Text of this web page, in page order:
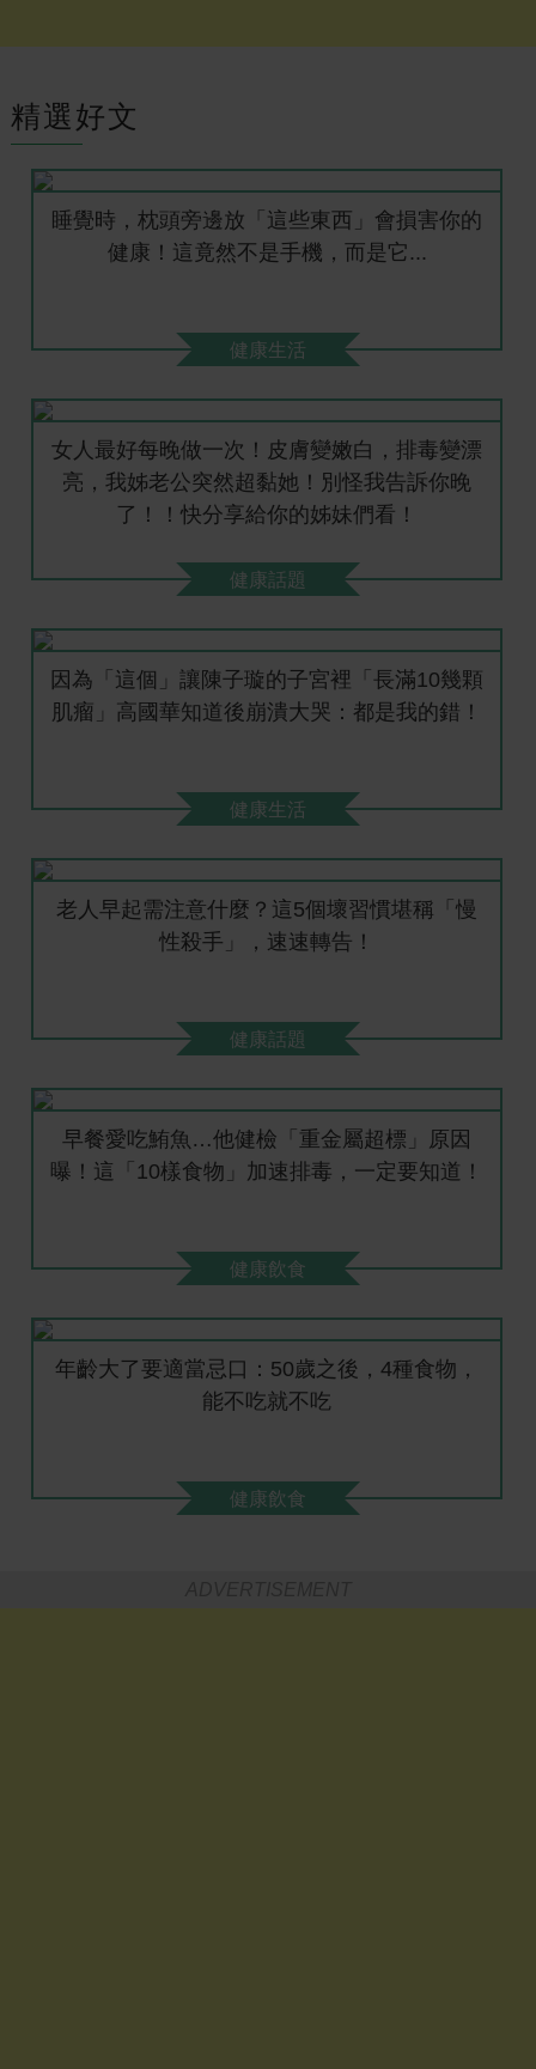
精選好文
睡覺時，枕頭旁邊放「這些東西」會損害你的
健康！這竟然不是手機，而是它...
健康生活
女人最好每晚做一次！皮膚變嫩白，排毒變漂
亮，我姊老公突然超黏她！別怪我告訴你晚
了！！快分享給你的姊妹們看！
健康話題
因為「這個」讓陳子璇的子宮裡「長滿10幾顆
肌瘤」高國華知道後崩潰大哭：都是我的錯！
健康生活
老人早起需注意什麼？這5個壞習慣堪稱「慢
性殺手」，速速轉告！
健康話題
早餐愛吃鮪魚…他健檢「重金屬超標」原因
曝！這「10樣食物」加速排毒，一定要知道！
健康飲食
年齡大了要適當忌口：50歲之後，4種食物，
能不吃就不吃
健康飲食